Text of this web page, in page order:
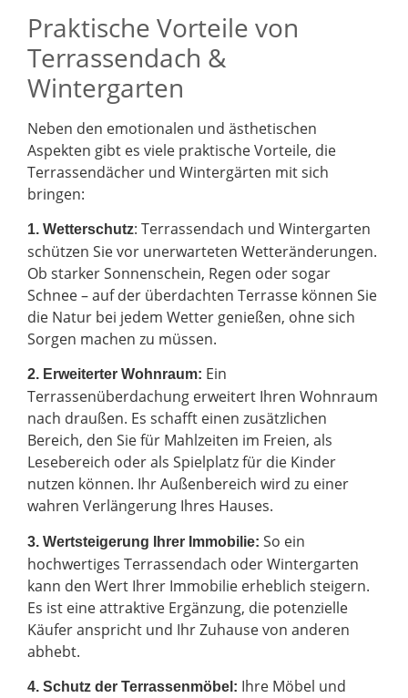
Praktische Vorteile von
Terrassendach &
Wintergarten
Neben den emotionalen und ästhetischen
Aspekten gibt es viele praktische Vorteile, die
Terrassendächer und Wintergärten mit sich
bringen:
1. Wetterschutz: Terrassendach und Wintergarten
schützen Sie vor unerwarteten Wetteränderungen.
Ob starker Sonnenschein, Regen oder sogar
Schnee – auf der überdachten Terrasse können Sie
die Natur bei jedem Wetter genießen, ohne sich
Sorgen machen zu müssen.
2. Erweiterter Wohnraum: Ein
Terrassenüberdachung erweitert Ihren Wohnraum
nach draußen. Es schafft einen zusätzlichen
Bereich, den Sie für Mahlzeiten im Freien, als
Lesebereich oder als Spielplatz für die Kinder
nutzen können. Ihr Außenbereich wird zu einer
wahren Verlängerung Ihres Hauses.
3. Wertsteigerung Ihrer Immobilie: So ein
hochwertiges Terrassendach oder Wintergarten
kann den Wert Ihrer Immobilie erheblich steigern.
Es ist eine attraktive Ergänzung, die potenzielle
Käufer anspricht und Ihr Zuhause von anderen
abhebt.
4. Schutz der Terrassenmöbel: Ihre Möbel und